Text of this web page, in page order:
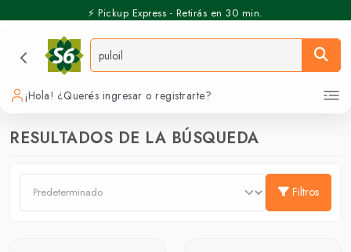
⚡️ Pickup Express - Retirás en 30 min.
¡Hola! ¿Querés ingresar o registrarte?
RESULTADOS DE LA BÚSQUEDA
Filtros